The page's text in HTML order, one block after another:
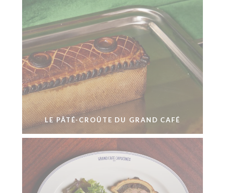
LE PÂTÉ-CROÛTE DU GRAND CAFÉ